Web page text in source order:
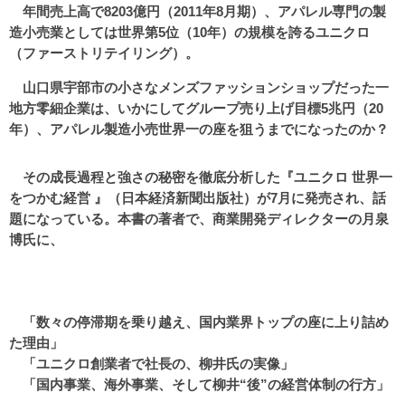
年間売上高で8203億円（2011年8月期）、アパレル専門の製
造小売業としては世界第5位（10年）の規模を誇るユニクロ
（ファーストリテイリング）。
山口県宇部市の小さなメンズファッションショップだった一
地方零細企業は、いかにしてグループ売り上げ目標5兆円（20
年）、アパレル製造小売世界一の座を狙うまでになったのか？
その成長過程と強さの秘密を徹底分析した『ユニクロ 世界一
をつかむ経営 』（日本経済新聞出版社）が7月に発売され、話
題になっている。本書の著者で、商業開発ディレクターの月泉
博氏に、
「数々の停滞期を乗り越え、国内業界トップの座に上り詰め
た理由」
「ユニクロ創業者で社長の、柳井氏の実像」
「国内事業、海外事業、そして柳井“後”の経営体制の行方」